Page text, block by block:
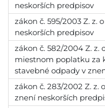
neskorších predpisov
zákon č. 595/2003 Z. z.
neskorších predpisov
zákon č. 582/2004 Z. z.
miestnom poplatku za
stavebné odpady v
zákon č. 283/2002 Z. z.
znení neskorších